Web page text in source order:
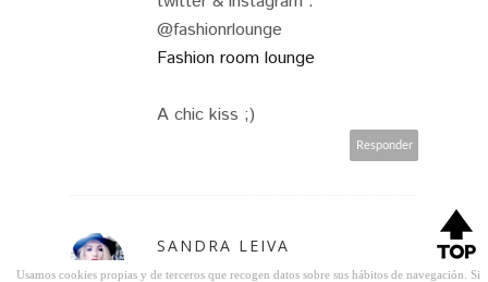
@fashionrlounge
Fashion room lounge
A chic kiss ;)
Responder
SANDRA LEIVA
Usamos cookies propias y de terceros que recogen datos sobre sus hábitos de navegación. Si